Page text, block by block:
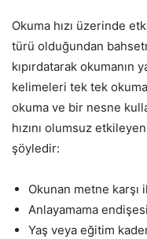
Okuma hızı üzerinde
türü olduğundan
kıpırdatarak okumanın
kelimeleri tek tek
okuma ve bir nesne
hızını olumsuz
şöyledir:
Okunan metne
Anlayamama
Yaş veya eğitim